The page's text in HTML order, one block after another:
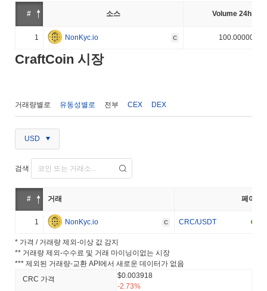
# 소스 Volume 24h (%)
1 NonKyc.io C 100.000000%
CraftCoin 시장
거래량별로 유동성별로 전부 CEX DEX
USD
검색
# 거래 페어
1 NonKyc.io C CRC/USDT
* 가격 / 거래량 제외-이상 값 감지
** 거래량 제외-수수료 및 거래 마이닝이없는 시장
*** 제외된 거래량-교환 API에서 새로운 데이터가 없음
CRC 가격
$0.003918
-2.73%